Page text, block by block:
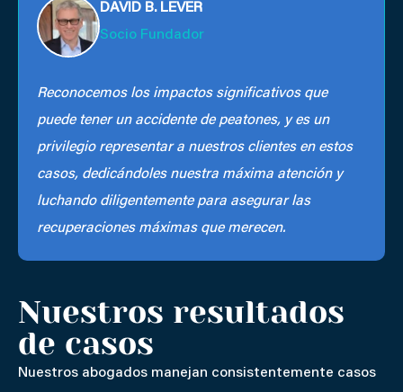
DAVID B. LEVER
Socio Fundador
Reconocemos los impactos significativos que
puede tener un accidente de peatones, y es un
privilegio representar a nuestros clientes en estos
casos, dedicándoles nuestra máxima atención y
luchando diligentemente para asegurar las
recuperaciones máximas que merecen.
Nuestros resultados
de casos
Nuestros abogados manejan consistentemente casos